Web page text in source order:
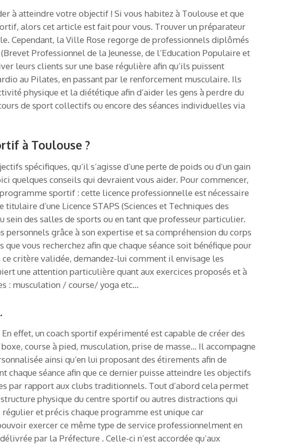
à atteindre votre objectif ! Si vous habitez à Toulouse et que
alors cet article est fait pour vous. Trouver un préparateur
Cependant, la Ville Rose regorge de professionnels diplômés
Professionnel de la Jeunesse, de l’Education Populaire et
leurs clients sur une base régulière afin qu’ils puissent
au Pilates, en passant par le renforcement musculaire. Ils
physique et la diététique afin d’aider les gens à perdre du
de sport collectifs ou encore des séances individuelles via
à Toulouse ?
spécifiques, qu’il s’agisse d’une perte de poids ou d’un gain
quelques conseils qui devraient vous aider. Pour commencer,
sportif : cette licence professionnelle est nécessaire
d’une Licence STAPS (Sciences et Techniques des
sein des salles de sports ou en tant que professeur particulier.
grâce à son expertise et sa compréhension du corps
vous recherchez afin que chaque séance soit bénéfique pour
critère validée, demandez-lui comment il envisage les
une attention particulière quant aux exercices proposés et à
: musculation / course/ yoga etc…
effet, un coach sportif expérimenté est capable de créer des
course à pied, musculation, prise de masse… Il accompagne
ainsi qu’en lui proposant des étirements afin de
séance afin que ce dernier puisse atteindre les objectifs
par rapport aux clubs traditionnels. Tout d’abord cela permet
physique du centre sportif ou autres distractions qui
et précis chaque programme est unique car
exercer ce même type de service professionnelment en
par la Préfecture . Celle-ci n’est accordée qu’aux